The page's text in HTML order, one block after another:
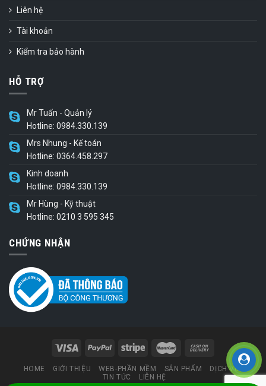
Liên hệ
Tài khoản
Kiểm tra bảo hành
HỖ TRỢ
Mr Tuấn - Quản lý
Hotline: 0984.330.139
Mrs Nhung - Kế toán
Hotline: 0364.458.297
Kinh doanh
Hotline: 0984.330.139
Mr Hùng - Kỹ thuật
Hotline: 0210 3 595 345
CHỨNG NHẬN
HOME GIỚI THIỆU WEB-PHẦN MỀM SẢN PHẨM
DỊCH VỤ
TIN TỨC
LIÊN HỆ